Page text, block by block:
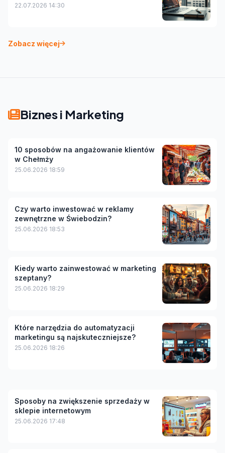
22.07.2026 14:30
Zobacz więcej
Biznes i Marketing
10 sposobów na angażowanie klientów
w Chełmży
25.06.2026 18:59
Czy warto inwestować w reklamy
zewnętrzne w Świebodzin?
25.06.2026 18:53
Kiedy warto zainwestować w marketing
szeptany?
25.06.2026 18:29
Które narzędzia do automatyzacji
marketingu są najskuteczniejsze?
25.06.2026 18:26
Sposoby na zwiększenie sprzedaży w
sklepie internetowym
25.06.2026 17:48